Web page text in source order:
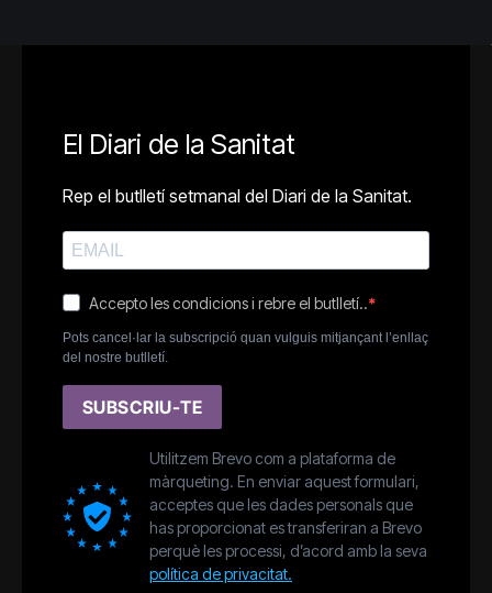
El Diari de la Sanitat
Rep el butlletí setmanal del Diari de la Sanitat.
Accepto les condicions i rebre el butlletí..
Pots cancel·lar la subscripció quan vulguis mitjançant l’enllaç
del nostre butlletí.
SUBSCRIU-TE
Utilitzem Brevo com a plataforma de
màrqueting. En enviar aquest formulari,
acceptes que les dades personals que
has proporcionat es transferiran a Brevo
perquè les processi, d’acord amb la seva
política de privacitat.